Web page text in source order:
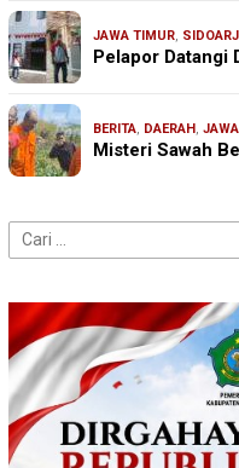
JAWA TIMUR,
Pelapor Datangi
BERITA, DAERAH,
Misteri Sawah
Cari
untuk: